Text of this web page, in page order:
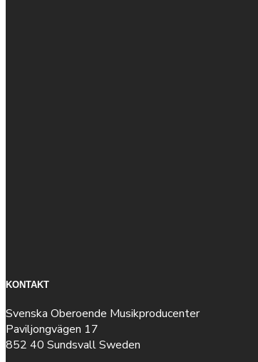
KONTAKT
Svenska Oberoende Musikproducenter
Paviljongvägen 17
852 40 Sundsvall Sweden